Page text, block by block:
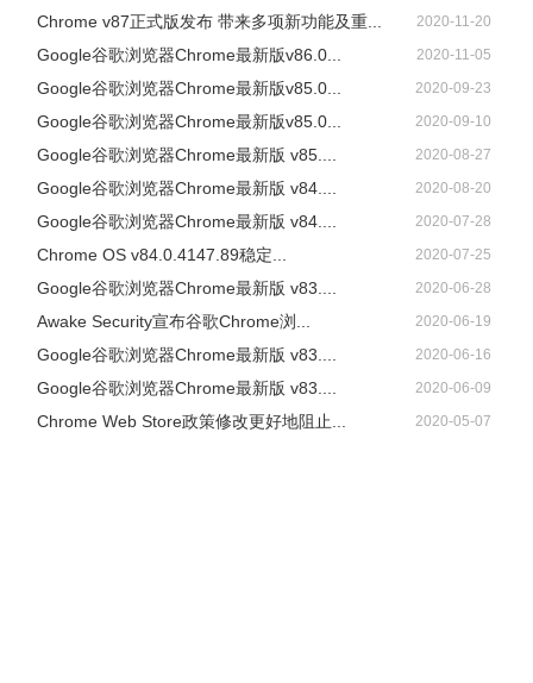
Chrome v87正式版发布 带来多项新功能及重... 2020-11-20
Google谷歌浏览器Chrome最新版v86.0... 2020-11-05
Google谷歌浏览器Chrome最新版v85.0... 2020-09-23
Google谷歌浏览器Chrome最新版v85.0... 2020-09-10
Google谷歌浏览器Chrome最新版 v85.... 2020-08-27
Google谷歌浏览器Chrome最新版 v84.... 2020-08-20
Google谷歌浏览器Chrome最新版 v84.... 2020-07-28
Chrome OS v84.0.4147.89稳定... 2020-07-25
Google谷歌浏览器Chrome最新版 v83.... 2020-06-28
Awake Security宣布谷歌Chrome浏... 2020-06-19
Google谷歌浏览器Chrome最新版 v83.... 2020-06-16
Google谷歌浏览器Chrome最新版 v83.... 2020-06-09
Chrome Web Store政策修改更好地阻止... 2020-05-07